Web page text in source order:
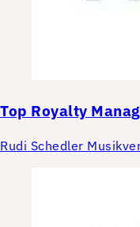
Top Royalty
Rudi Schedler